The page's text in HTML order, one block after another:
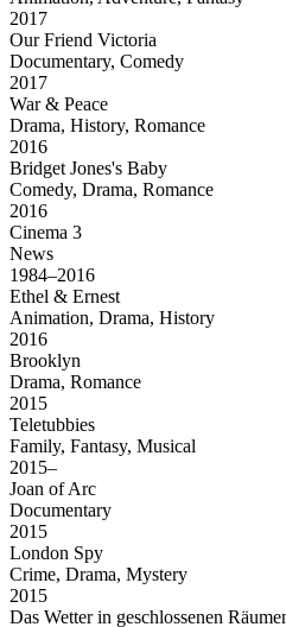
2017
Our Friend Victoria
Documentary, Comedy
2017
War & Peace
Drama, History, Romance
2016
Bridget Jones's Baby
Comedy, Drama, Romance
2016
Cinema 3
News
1984–2016
Ethel & Ernest
Animation, Drama, History
2016
Brooklyn
Drama, Romance
2015
Teletubbies
Family, Fantasy, Musical
2015–
Joan of Arc
Documentary
2015
London Spy
Crime, Drama, Mystery
2015
Das Wetter in geschlossenen